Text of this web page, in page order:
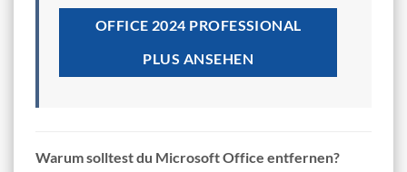
OFFICE 2024 PROFESSIONAL
PLUS ANSEHEN
Warum solltest du Microsoft Office entfernen?